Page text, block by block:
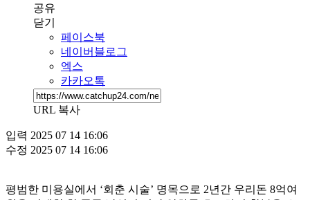
공유
닫기
페이스북
네이버블로그
엑스
카카오톡
URL 복사
입력 2025 07 14 16:06
수정 2025 07 14 16:06
평범한 미용실에서 ‘회춘 시술’ 명목으로 2년간 우리돈 8억여